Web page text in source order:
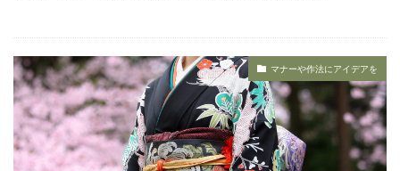
マナーや作法にアイデアを